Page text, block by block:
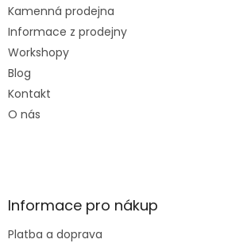
Kamenná prodejna
Informace z prodejny
Workshopy
Blog
Kontakt
O nás
Informace pro nákup
Platba a doprava